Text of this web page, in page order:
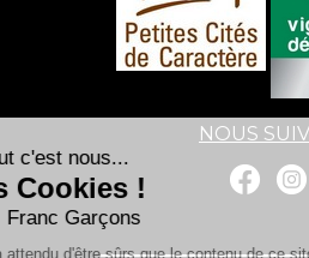
NOUS
Salut c'est nous...
les Cookies !
Les Franc Garçons
On a attendu d'être sûrs que le contenu